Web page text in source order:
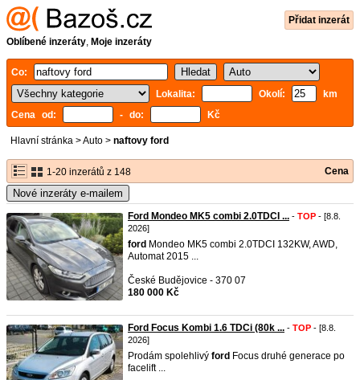
Přidat inzerát
Oblíbené inzeráty, Moje inzeráty
Co:
Lokalita:
Okolí:
km
Cena od:
- do: Kč
Hlavní stránka >Auto > naftovy ford
1-20 inzerátů z 148 Cena
Nové inzeráty e-mailem
Ford Mondeo MK5 combi 2.0TDCI ... - TOP - [8.8.
2026]
ford Mondeo MK5 combi 2.0TDCI 132KW, AWD,
Automat 2015 ...
České Budějovice - 370 07
180 000 Kč
Ford Focus Kombi 1.6 TDCi (80k ... - TOP - [8.8.
2026]
Prodám spolehlivý ford Focus druhé generace po
facelift ...